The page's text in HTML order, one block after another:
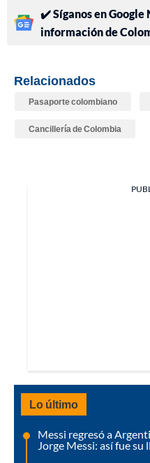
✔️ Síganos en Google
información de
Relacionados
Pasaporte colombiano
Cancillería de Colombia
Lo último
Messi regresó a
Jorge Messi: así fue su